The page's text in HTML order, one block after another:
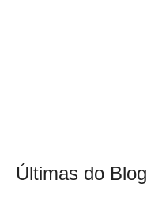
Últimas do Blog